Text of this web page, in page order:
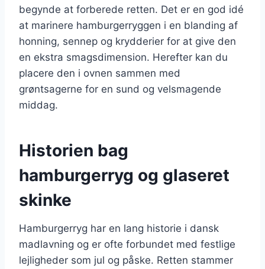
begynde at forberede retten. Det er en god idé
at marinere hamburgerryggen i en blanding af
honning, sennep og krydderier for at give den
en ekstra smagsdimension. Herefter kan du
placere den i ovnen sammen med
grøntsagerne for en sund og velsmagende
middag.
Historien bag
hamburgerryg og glaseret
skinke
Hamburgerryg har en lang historie i dansk
madlavning og er ofte forbundet med festlige
lejligheder som jul og påske. Retten stammer